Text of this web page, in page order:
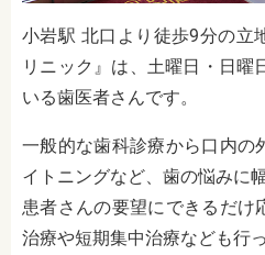
小岩駅 北口より徒歩9分の立
リニック』は、土曜日・日曜
いる歯医者さんです。
一般的な歯科診療から口内の
イトニングなど、歯の悩みに
患者さんの要望にできるだけ
治療や短期集中治療なども行